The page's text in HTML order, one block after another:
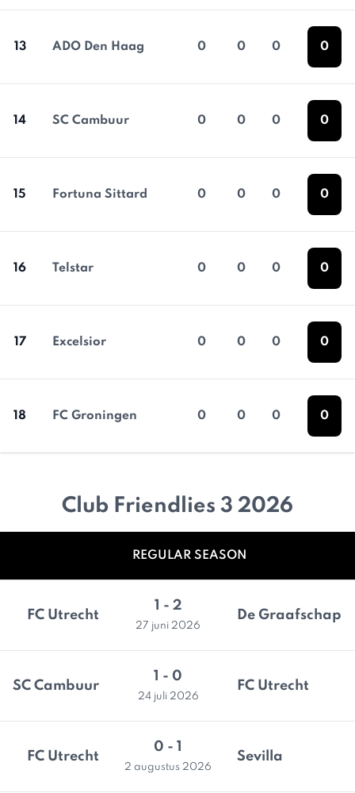
13 ADO Den Haag 0 0 0 0
14 SC Cambuur 0 0 0 0
15 Fortuna Sittard 0 0 0 0
16 Telstar 0 0 0 0
17 Excelsior 0 0 0 0
18 FC Groningen 0 0 0 0
Club Friendlies 3 2026
REGULAR SEASON
FC Utrecht
1 - 2
27 juni 2026
De Graafschap
SC Cambuur
1 - 0
24 juli 2026
FC Utrecht
FC Utrecht
0 - 1
2 augustus 2026
Sevilla